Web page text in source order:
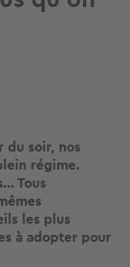
soir, nos
régime.
Tous
les plus
à adopter pour